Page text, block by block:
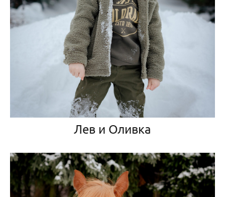
Лев и Оливка